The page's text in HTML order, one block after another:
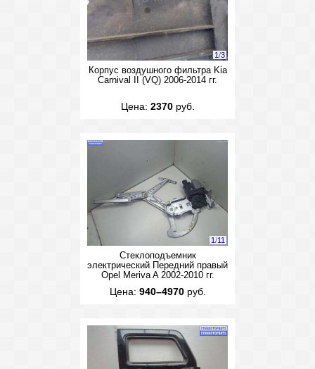
1/3
Корпус воздушного фильтра Kia
Carnival II (VQ) 2006-2014 гг.
Цена: 2370руб.
1/11
Стеклоподъемник
электрический Передний правый
Opel Meriva A 2002-2010 гг.
Цена: 940–4970руб.